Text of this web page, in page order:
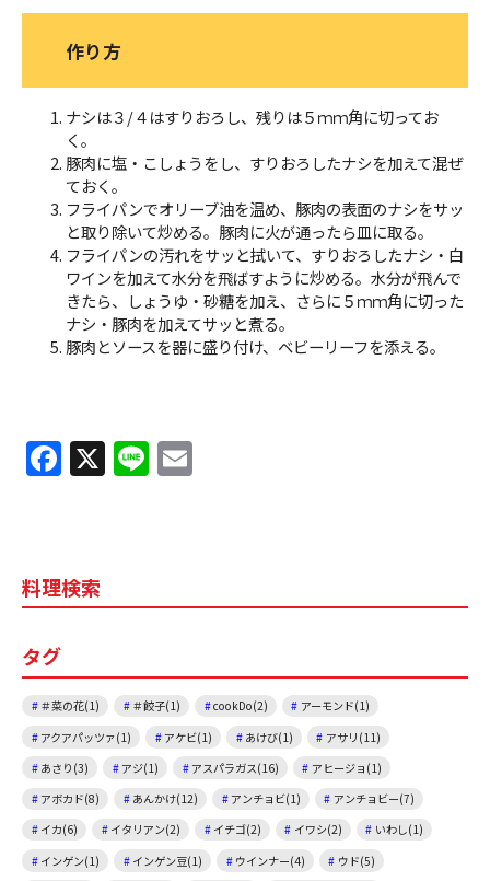
作り方
ナシは３/４はすりおろし、残りは５ｍｍ角に切ってお
く。
豚肉に塩・こしょうをし、すりおろしたナシを加えて混ぜ
ておく。
フライパンでオリーブ油を温め、豚肉の表面のナシをサッ
と取り除いて炒める。豚肉に火が通ったら皿に取る。
フライパンの汚れをサッと拭いて、すりおろしたナシ・白
ワインを加えて水分を飛ばすように炒める。水分が飛んで
きたら、しょうゆ・砂糖を加え、さらに５ｍｍ角に切った
ナシ・豚肉を加えてサッと煮る。
豚肉とソースを器に盛り付け、ベビーリーフを添える。
F
a
b
o
k
X Li
n
料理検索
タグ
＃菜の花(1) ＃餃子(1) cookDo(2)
アーモンド(1)
アクアパッツァ(1)
アケビ(1) あけび(1)
アサリ(11)
あさり(3)
アジ(1) アスパラガス(16)
アヒージョ(1)
アボカド(8)
あんかけ(12) アンチョビ(1)
アンチョビー(7)
イカ(6)
イタリアン(2) イチゴ(2) イワシ(2)
いわし(1)
インゲン(1)
インゲン豆(1) ウインナー(4)
ウド(5)